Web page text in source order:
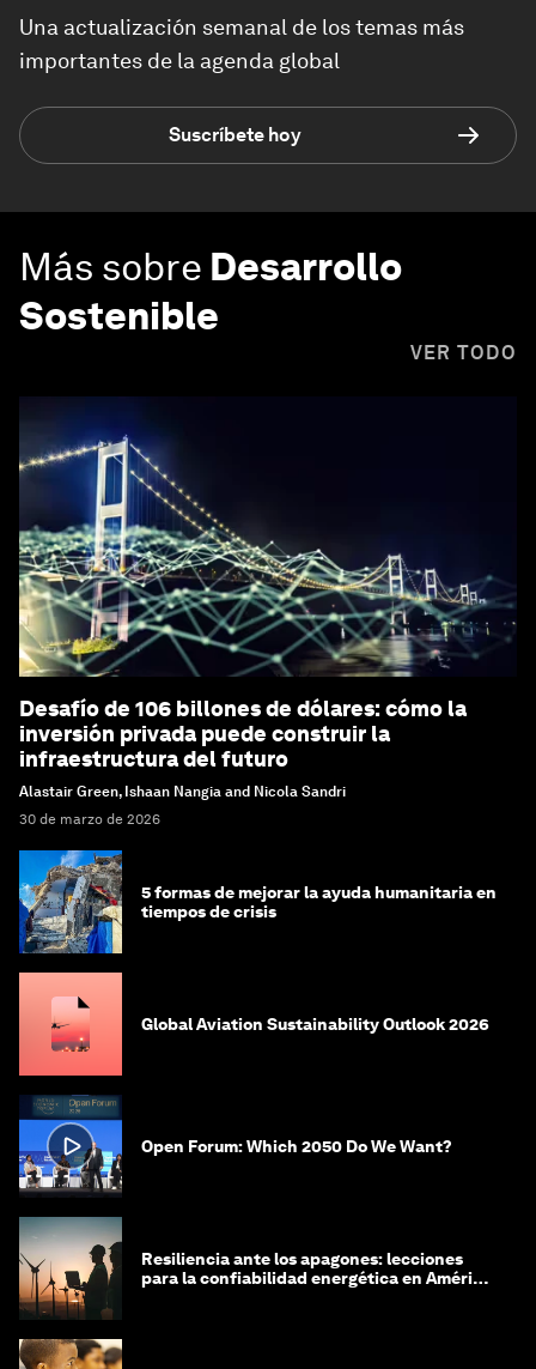
Una actualización semanal de los temas más
importantes de la agenda global
Suscríbete hoy
Más sobre Desarrollo
Sostenible
VER TODO
Desafío de 106 billones de dólares: cómo la
inversión privada puede construir la
infraestructura del futuro
Alastair Green, Ishaan Nangia and Nicola Sandri
30 de marzo de 2026
5 formas de mejorar la ayuda humanitaria en
tiempos de crisis
Global Aviation Sustainability Outlook 2026
Open Forum: Which 2050 Do We Want?
Resiliencia ante los apagones: lecciones
para la confiabilidad energética en América